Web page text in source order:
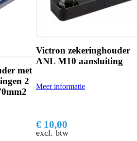
met
2
Victron zekeringhouder
ANL M10 aansluiting
Meer informatie
€ 10,00
excl. btw